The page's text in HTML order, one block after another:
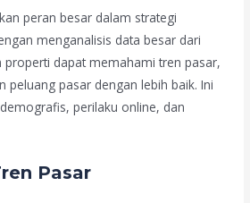
peran besar dalam strategi
menganalisis data besar dari
properti dapat memahami tren pasar,
peluang pasar dengan lebih baik. Ini
perilaku online, dan
Pasar